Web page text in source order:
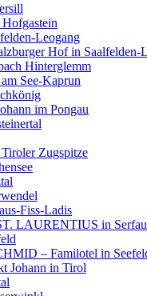
Leogang
Hof in Saalfelden-
Hinterglemm
See-Kaprun
im Pongau
Zugspitze
Fiss-Ladis
LAURENTIUS in
– Familotel in
Johann in Tirol